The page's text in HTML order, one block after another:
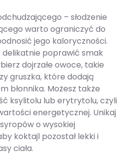
– słodzenie
warto ograniczyć do
jego kaloryczności.
delikatnie poprawić smak
dojrzałe owoce, takie
gruszka, które dodają
błonnika. Możesz także
ksylitolu lub erytrytolu, czyli
energetycznej. Unikaj
o wysokiej
koktajl pozostał lekki i
ciała.